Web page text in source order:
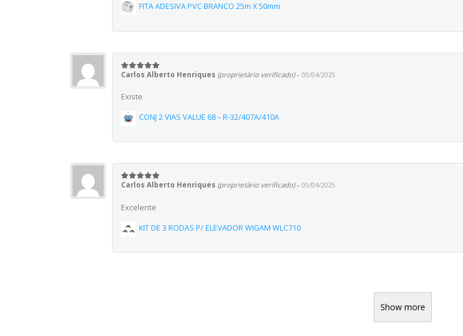
FITA ADESIVA PVC BRANCO 25m X 50mm
5em 5
Carlos Alberto Henriques (proprietário verificado) – 05/04/2025
Existe
CONJ 2 VIAS VALUE 68 – R-32/407A/410A
5em 5
Carlos Alberto Henriques (proprietário verificado) – 05/04/2025
Excelente
KIT DE 3 RODAS P/ ELEVADOR WIGAM WLC710
Show more